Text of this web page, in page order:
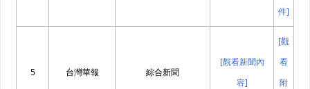
件]
5 台灣華報 綜合新聞
[觀看新聞內
容]
[觀
看
附